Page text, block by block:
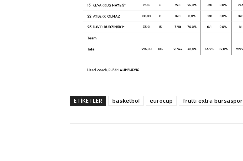
ETIKETLER basketbol eurocup frutti extra bursaspor